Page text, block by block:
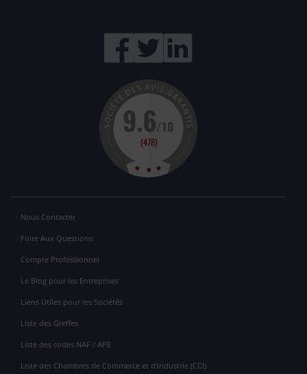
Nous Contacter
Foire Aux Questions
Compte Professionnel
Le Blog pour les Entreprises
Liens Utiles pour les Sociétés
Liste des Greffes
Liste des codes NAF / APE
Liste des Chambres de Commerce et d'Industrie (CCI)